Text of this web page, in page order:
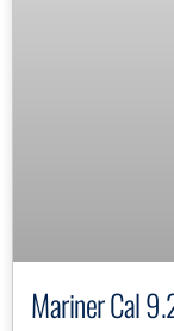
Mariner Cal